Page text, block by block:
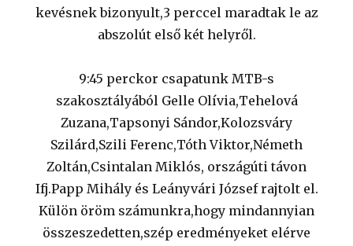
kevésnek bizonyult,3 perccel maradtak le az
abszolút első két helyről.
9:45 perckor csapatunk MTB-s
szakosztályából Gelle Olívia,Tehelová
Zuzana,Tapsonyi Sándor,Kolozsváry
Szilárd,Szili Ferenc,Tóth Viktor,Németh
Zoltán,Csintalan Miklós, országúti távon
Ifj.Papp Mihály és Leányvári József rajtolt el.
Külön öröm számunkra,hogy mindannyian
összeszedetten,szép eredményeket elérve